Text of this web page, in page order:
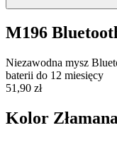
M196
Niezawodna mysz
baterii do 12 miesięcy
51,90 zł
Kolor